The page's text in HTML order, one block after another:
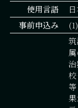
使用言語
事前申込み